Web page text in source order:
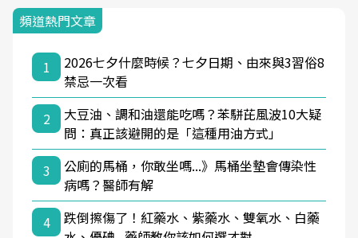
頻道熱門文章
1
2026七夕什麼時候？七夕日期、由來與3習俗8
禁忌一次看
2
大豆油、調和油還能吃嗎？苯駢芘風波10大疑
問：真正該避開的是「這種用油方式」
3
公廁的馬桶，你敢坐嗎...》馬桶坐墊會傳染性
病嗎？醫師有解
4
跌倒擦傷了！紅藥水、紫藥水、雙氧水、白藥